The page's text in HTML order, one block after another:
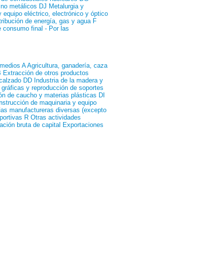
metálicos DJ Metalurgia y
equipo eléctrico, electrónico y óptico
de energía, gas y agua F
consumo final - Por las
A Agricultura, ganadería, caza
Extracción de otros productos
DD Industria de la madera y
y reproducción de soportes
de caucho y materias plásticas DI
de maquinaria y equipo
manufactureras diversas (excepto
R Otras actividades
bruta de capital Exportaciones